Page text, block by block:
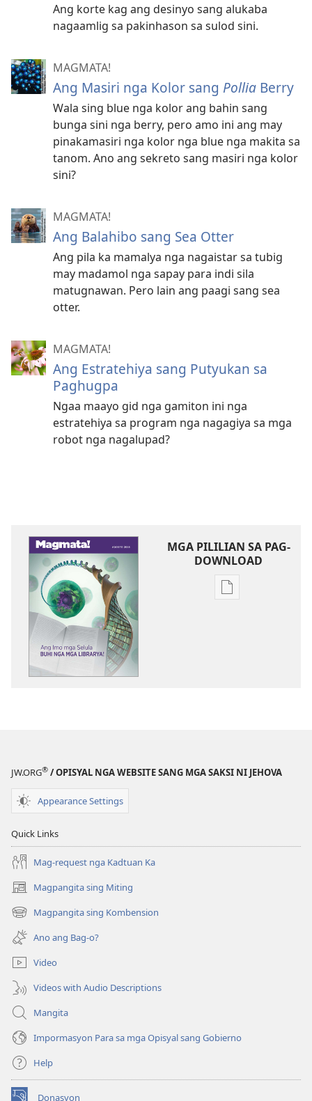
Ang korte kag ang desinyo sang alukaba
nagaamlig sa pakinhason sa sulod sini.
MAGMATA!
Ang Masiri nga Kolor sang Pollia Berry
Wala sing blue nga kolor ang bahin sang
bunga sini nga berry, pero amo ini ang may
pinakamasiri nga kolor nga blue nga makita sa
tanom. Ano ang sekreto sang masiri nga kolor
sini?
MAGMATA!
Ang Balahibo sang Sea Otter
Ang pila ka mamalya nga nagaistar sa tubig
may madamol nga sapay para indi sila
matugnawan. Pero lain ang paagi sang sea
otter.
MAGMATA!
Ang Estratehiya sang Putyukan sa
Paghugpa
Ngaa maayo gid nga gamiton ini nga
estratehiya sa program nga nagagiya sa mga
robot nga nagalupad?
MGA PILILIAN SA PAG-
DOWNLOAD
Mga
mga
nga
JW.ORG® / OPISYAL NGA WEBSITE SANG MGA SAKSI NI JEHOVA
Appearance Settings
Quick Links
Mag-request nga Kadtuan Ka
Magpangita sing Miting
(opens
new
window)
Magpangita sing Kombension
(opens
new
window)
Ano ang Bag-o?
Video
Videos with Audio Descriptions
Mangita
Impormasyon Para sa mga Opisyal sang Gobierno
Help
Donasyon